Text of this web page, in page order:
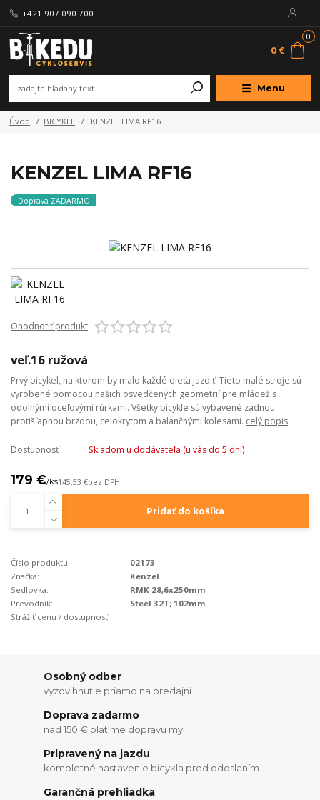
Menu
+421 907 090 700
0
0 €
Úvod BICYKLE KENZEL LIMA RF16
KENZEL LIMA RF16
Doprava ZADARMO
Ohodnotiť produkt
veľ.16 ružová
Prvý bicykel, na ktorom by malo každé dieťa jazdiť. Tieto malé stroje sú
vyrobené pomocou našich osvedčených geometrií pre mládež s
odolnými oceľovými rúrkami. Všetky bicykle sú vybavené zadnou
protišľapnou brzdou, celokrytom a balančnými kolesami. celý popis
Dostupnosť Skladom u dodávateľa (u vás do 5 dní)
179 €/ks145,53 €bez DPH
Pridať do košíka
Číslo produktu:
02173
Značka:
Kenzel
Sedlovka:
RMK 28,6x250mm
Prevodník:
Steel 32T; 102mm
Strážiť cenu / dostupnosť
Osobný odber
vyzdvihnutie priamo na predajni
Doprava zadarmo
nad 150 € platíme dopravu my
Pripravený na jazdu
kompletné nastavenie bicykla pred odoslaním
Garančná prehliadka